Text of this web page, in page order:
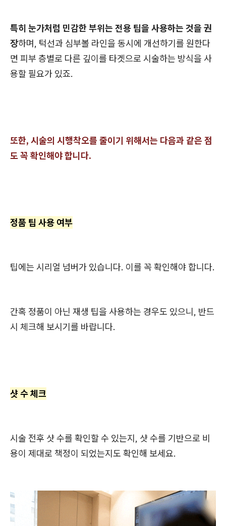
특히 눈가처럼 민감한 부위는 전용 팁을 사용하는 것을 권
장하며, 턱선과 심부볼 라인을 동시에 개선하기를 원한다
면 피부 층별로 다른 깊이를 타겟으로 시술하는 방식을 사
용할 필요가 있죠.
또한, 시술의 시행착오를 줄이기 위해서는 다음과 같은 점
도 꼭 확인해야 합니다.
정품 팁 사용 여부
팁에는 시리얼 넘버가 있습니다. 이를 꼭 확인해야 합니다.
간혹 정품이 아닌 재생 팁을 사용하는 경우도 있으니, 반드
시 체크해 보시기를 바랍니다.
샷 수 체크
시술 전후 샷 수를 확인할 수 있는지, 샷 수를 기반으로 비
용이 제대로 책정이 되었는지도 확인해 보세요.